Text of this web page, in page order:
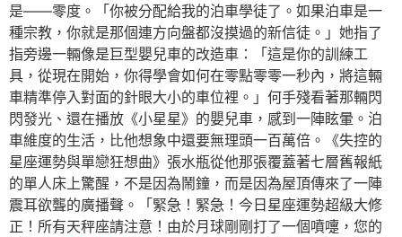
是——零度。「你被分配給我的泊車學徒了。如果泊車是一
種宗教，你就是那個連方向盤都沒摸過的新信徒。」她指了
指旁邊一輛像是巨型嬰兒車的改造車：「這是你的訓練工
具，從現在開始，你得學會如何在零點零零一秒內，將這輛
車精準停入對面的針眼大小的車位裡。」何手殘看著那輛閃
閃發光、還在播放《小星星》的嬰兒車，感到一陣眩暈。泊
車維度的生活，比他想象中還要無理頭一百萬倍。《失控的
星座運勢與單戀狂想曲》張水瓶從他那張覆蓋著七層舊報紙
的單人床上驚醒，不是因為鬧鐘，而是因為屋頂傳來了一陣
震耳欲聾的廣播聲。「緊急！緊急！今日星座運勢超級大修
正！所有天秤座請注意！由於月球剛剛打了一個噴嚏，您的